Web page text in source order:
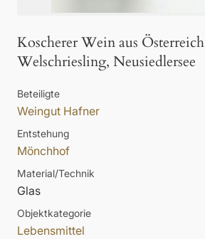
Koscherer Wein aus Österreich
Welschriesling, Neusiedlersee
Beteiligte
Weingut Hafner
Entstehung
Mönchhof
Material/Technik
Glas
Objektkategorie
Lebensmittel